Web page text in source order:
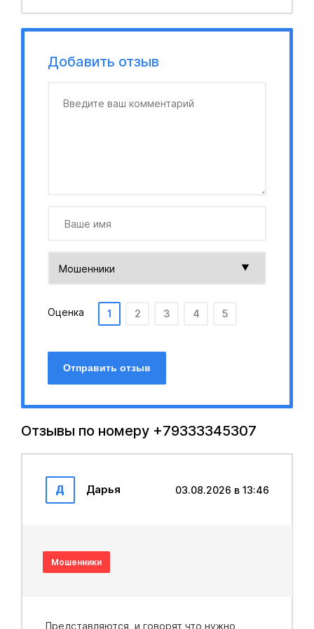
Добавить отзыв
Оценка 1 2 3 4 5
Отправить отзыв
Отзывы по номеру +79333345307
Д Дарья 03.08.2026 в 13:46
Мошенники
Представляются, и говорят что нужно